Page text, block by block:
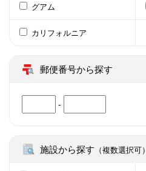
グアム
カリフォルニア
郵便番号から探す
-
施設から探す （複数選択可）